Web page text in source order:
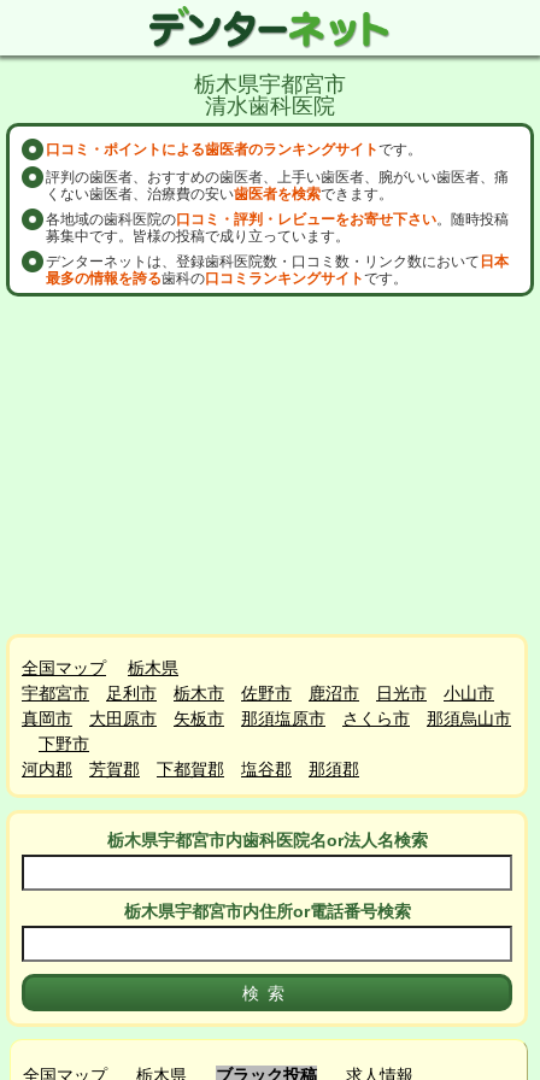
栃木県宇都宮市
清水歯科医院
口コミ・ポイントによる歯医者のランキングサイトです。
評判の歯医者、おすすめの歯医者、上手い歯医者、腕がいい歯医者、痛
くない歯医者、治療費の安い歯医者を検索できます。
各地域の歯科医院の口コミ・評判・レビューをお寄せ下さい。随時投稿
募集中です。皆様の投稿で成り立っています。
デンターネットは、登録歯科医院数・口コミ数・リンク数において 日本
最多の情報を誇る歯科の口コミランキングサイトです。
全国マップ
栃木県
宇都宮市
足利市 栃木市 佐野市 鹿沼市 日光市
小山市
真岡市
大田原市 矢板市 那須塩原市 さくら市
那須烏山市
下野市
河内郡
芳賀郡 下都賀郡 塩谷郡 那須郡
栃木県宇都宮市内歯科医院名or法人名検索
栃木県宇都宮市内住所or電話番号検索
全国マップ 栃木県 ブラック投稿 求人情報